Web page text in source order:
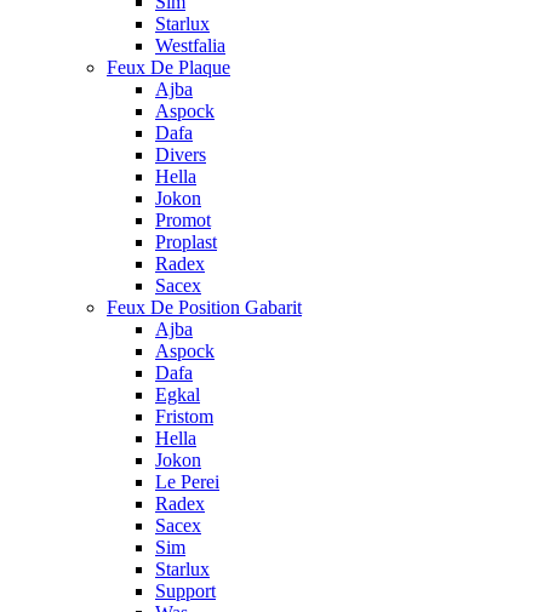
Starlux
Westfalia
Feux De Plaque
Ajba
Aspock
Dafa
Divers
Hella
Jokon
Promot
Proplast
Radex
Sacex
Feux De Position Gabarit
Ajba
Aspock
Dafa
Egkal
Fristom
Hella
Jokon
Le Perei
Radex
Sacex
Sim
Starlux
Support